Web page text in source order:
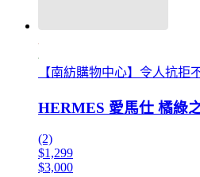
【南紡購物中心】令人抗拒
HERMES 愛馬仕 橘綠
(2)
$1,299
$3,000